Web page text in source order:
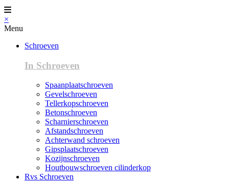
×
Menu
Schroeven
In Schroeven
Spaanplaatschroeven
Gevelschroeven
Tellerkopschroeven
Betonschroeven
Scharnierschroeven
Afstandschroeven
Achterwand schroeven
Gipsplaatschroeven
Kozijnschroeven
Houtbouwschroeven cilinderkop
Rvs Schroeven